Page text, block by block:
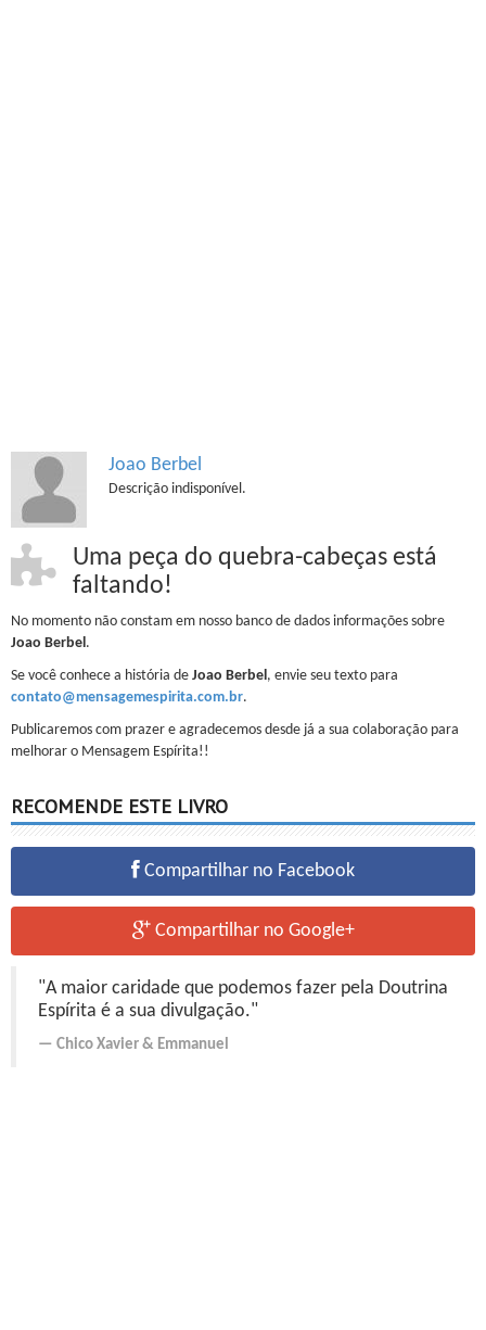
Joao Berbel
Descrição indisponível.
Uma peça do quebra-cabeças está
faltando!
No momento não constam em nosso banco de dados informações sobre
Joao Berbel.
Se você conhece a história de Joao Berbel, envie seu texto para
contato@mensagemespirita.com.br.
Publicaremos com prazer e agradecemos desde já a sua colaboração para
melhorar o Mensagem Espírita!!
RECOMENDE ESTE LIVRO
Compartilhar no Facebook
Compartilhar no Google+
"A maior caridade que podemos fazer pela Doutrina
Espírita é a sua divulgação."
Chico Xavier & Emmanuel